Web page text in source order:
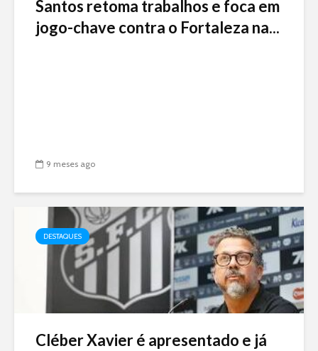
Santos retoma trabalhos e foca em
jogo-chave contra o Fortaleza na...
9 meses ago
DESTAQUES
Cléber Xavier é apresentado e já